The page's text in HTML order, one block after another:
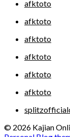
afktoto
afktoto
afktoto
afktoto
afktoto
afktoto
© 2026 Kajian